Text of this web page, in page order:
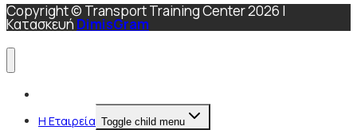
Copyright © Transport Training Center 2026 |
Κατασκευή DimisGram
Η Εταιρεία Toggle child menu